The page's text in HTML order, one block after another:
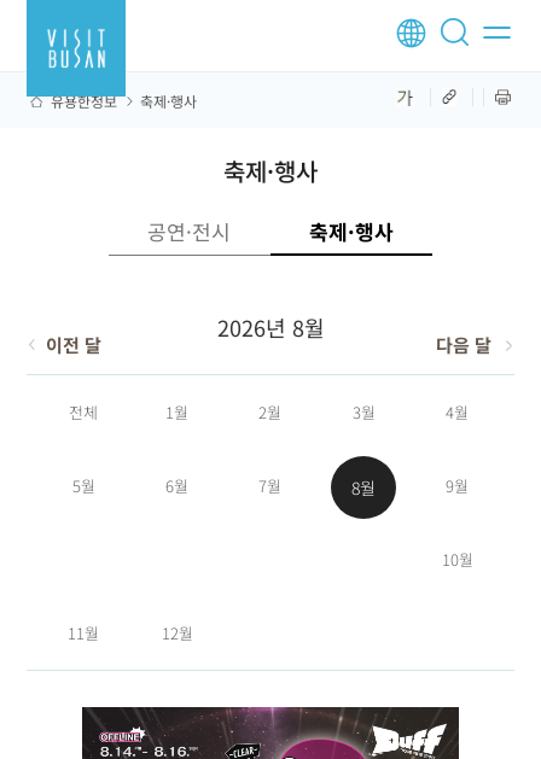
유용한정보 축제·행사
축제·행사
공연·전시 축제·행사
2026년 8월
이전 달 다음 달
전체 1월 2월 3월 4월
5월 6월 7월 8월 9월
10월
11월 12월